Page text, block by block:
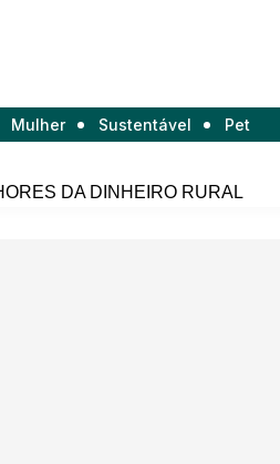
Mulher Sustentável Pet
DA DINHEIRO RURAL